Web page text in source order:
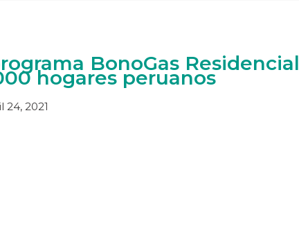
BonoGas Residencial
hogares peruanos
24, 2021